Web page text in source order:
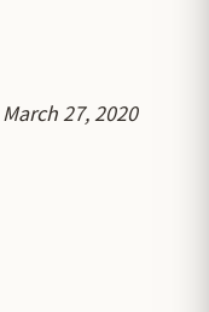
March 27, 2020